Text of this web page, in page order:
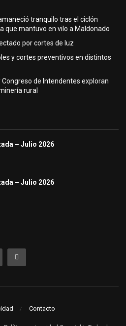
tranquilo tras el ciclón
que mantuvo en vilo a Maldonado
por cortes de luz
y cortes preventivos en distintos
de Intendentes exploran
rural
– Julio 2026
– Julio 2026
Contacto